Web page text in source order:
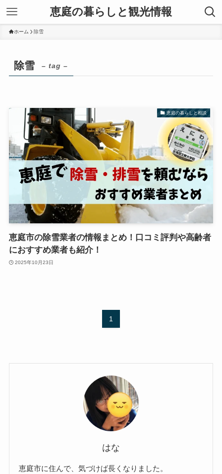
恵庭の暮らしと観光情報
ホーム 除雪
除雪 – tag –
恵庭の暮らしと相談
恵庭市の除雪業者の情報まとめ！口コミ評判や高齢者
におすすめ業者も紹介！
2025年10月23日
1
はな
恵庭市に住んで、気づけば長くなりました。